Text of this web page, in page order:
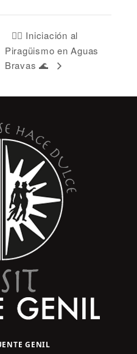
🚣‍♂️ Iniciación al
Piragüismo en Aguas
Bravas 🌊
GENIL